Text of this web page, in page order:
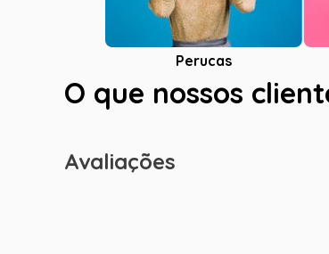
Perucas
O que nossos
Avaliações